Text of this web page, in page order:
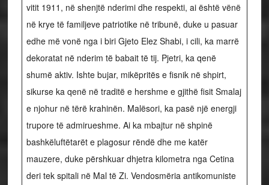
vitit 1911, në shenjtë nderimi dhe respekti, ai është vënë
në krye të familjeve patriotike në tribunë, duke u pasuar
edhe më vonë nga i biri Gjeto Elez Shabi, i cili, ka marrë
dekoratat në nderim të babait të tij. Pjetri, ka qenë
shumë aktiv. Ishte bujar, mikëpritës e fisnik në shpirt,
sikurse ka qenë në traditë e hershme e gjithë fisit Smalaj
e njohur në tërë krahinën. Malësori, ka pasë një energji
trupore të admirueshme. Ai ka mbajtur në shpinë
bashkëluftëtarët e plagosur rëndë dhe me katër
mauzere, duke përshkuar dhjetra kilometra nga Cetina
deri tek spitali në Mal të Zi. Vendosmëria antikomuniste